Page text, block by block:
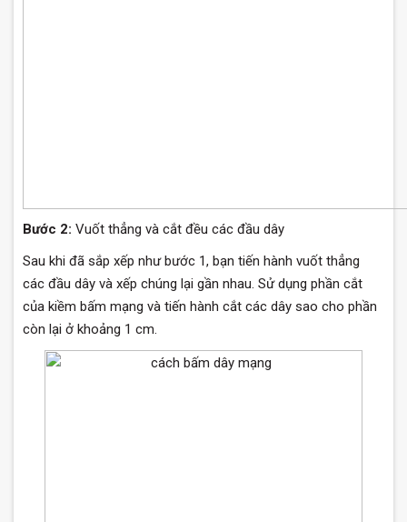
Bước 2: Vuốt thẳng và cắt đều các đầu dây
Sau khi đã sắp xếp như bước 1, bạn tiến hành vuốt thẳng
các đầu dây và xếp chúng lại gần nhau. Sử dụng phần cắt
của kiềm bấm mạng và tiến hành cắt các dây sao cho phần
còn lại ở khoảng 1 cm.